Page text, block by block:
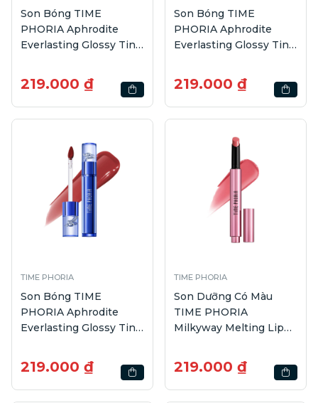
Son Bóng TIME
PHORIA Aphrodite
Everlasting Glossy Tint
219.000 ₫
Son Bóng TIME
PHORIA Aphrodite
Everlasting Glossy Tint
219.000 ₫
TIME PHORIA
Son Bóng TIME
PHORIA Aphrodite
Everlasting Glossy Tint
219.000 ₫
TIME PHORIA
Son Dưỡng Có Màu
TIME PHORIA
Milkyway Melting Lip
219.000 ₫